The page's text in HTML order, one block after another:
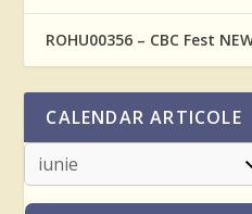
ROHU00356 – CBC Fest
CALENDAR ARTICOLE